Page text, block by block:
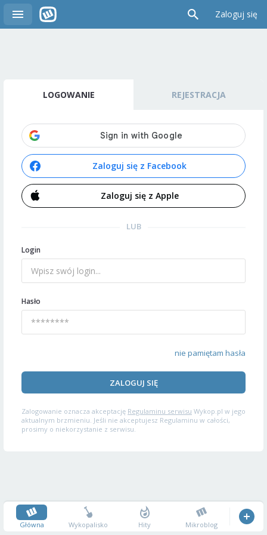
Zaloguj się
LOGOWANIE REJESTRACJA
Zaloguj się z Facebook
Zaloguj się z Apple
LUB
Login
Hasło
nie pamiętam hasła
ZALOGUJ SIĘ
Zalogowanie oznacza akceptację Regulaminu serwisu Wykop.pl w jego
aktualnym brzmieniu. Jeśli nie akceptujesz Regulaminu w całości,
prosimy o niekorzystanie z serwisu.
Główna Wykopalisko Hity Mikroblog